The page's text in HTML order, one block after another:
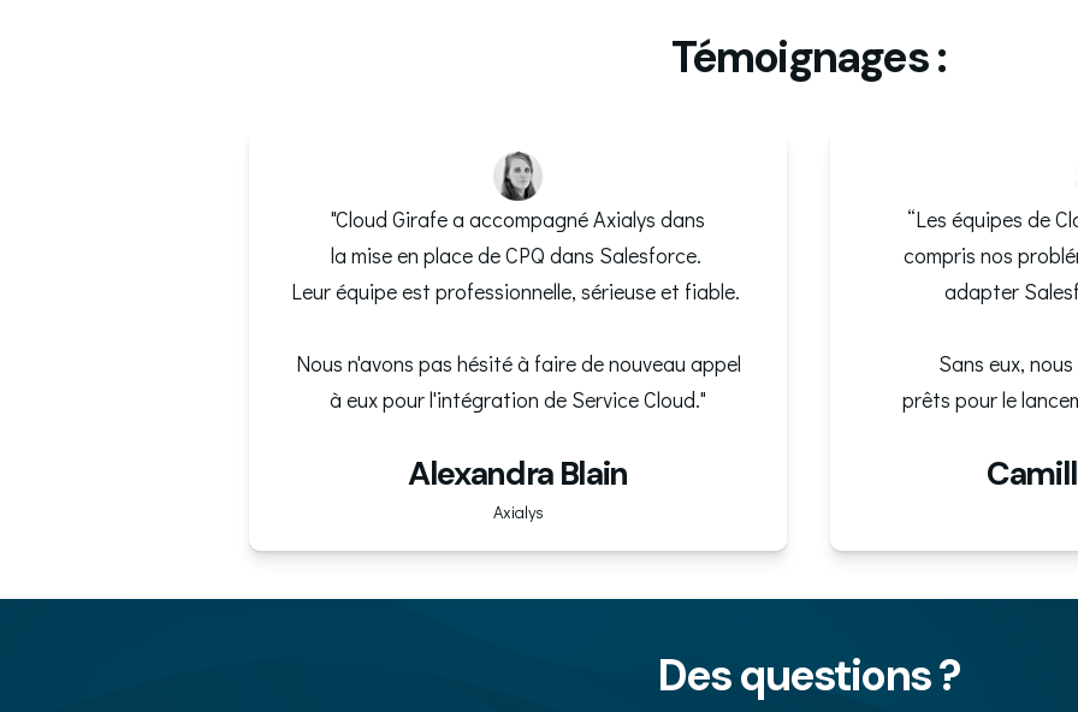
Témoignages :
Alexandra Blain
Axialys
"Cloud Girafe a accompagné Axialys dans
la mise en place de CPQ dans Salesforce.
Leur équipe est professionnelle, sérieuse et fiable.
Nous n'avons pas hésité à faire de nouveau appel
à eux pour l'intégration de Service Cloud."
“Les équipes de
compris nos
adapter
Sans eux,
prêts pour le
Des questions ?